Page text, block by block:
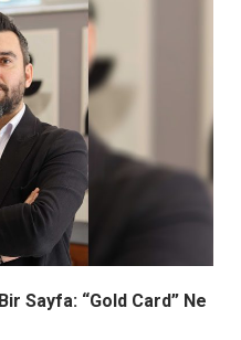
Sayfa: “Gold Card” Ne